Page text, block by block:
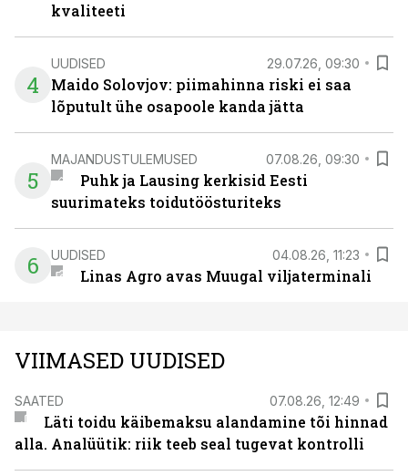
kvaliteeti
4
UUDISED 29.07.26, 09:30
Maido Solovjov: piimahinna riski ei saa
lõputult ühe osapoole kanda jätta
5
MAJANDUSTULEMUSED 07.08.26, 09:30
Puhk ja Lausing kerkisid Eesti
suurimateks toidutöösturiteks
6 UUDISED 04.08.26, 11:23
Linas Agro avas Muugal viljaterminali
VIIMASED UUDISED
SAATED 07.08.26, 12:49
Läti toidu käibemaksu alandamine tõi hinnad
alla. Analüütik: riik teeb seal tugevat kontrolli